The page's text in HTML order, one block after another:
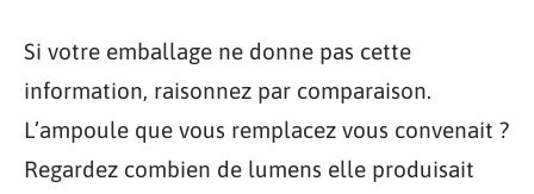
Si votre emballage ne donne pas cette
information, raisonnez par comparaison.
L’ampoule que vous remplacez vous convenait ?
Regardez combien de lumens elle produisait